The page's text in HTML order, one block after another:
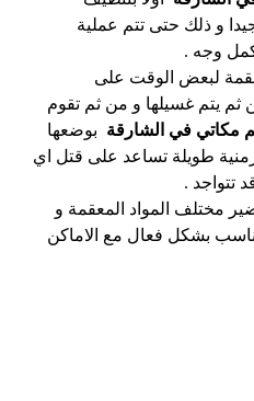
و ذلك حتى تتم عملية
وجه .
لبعض الوقت على
ثم يتم غسيلها و من ثم تقوم
مكاتي في الشارقة بوضعها
طويلة تساعد على قتل اي
تتواجد .
مختلف المواد المعقمة و
بشكل فعال مع الاماكن